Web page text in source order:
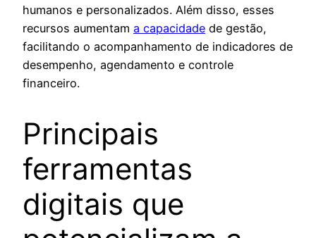
humanos e personalizados. Além disso, esses
recursos aumentam a capacidade de gestão,
facilitando o acompanhamento de indicadores de
desempenho, agendamento e controle
financeiro.
Principais
ferramentas
digitais que